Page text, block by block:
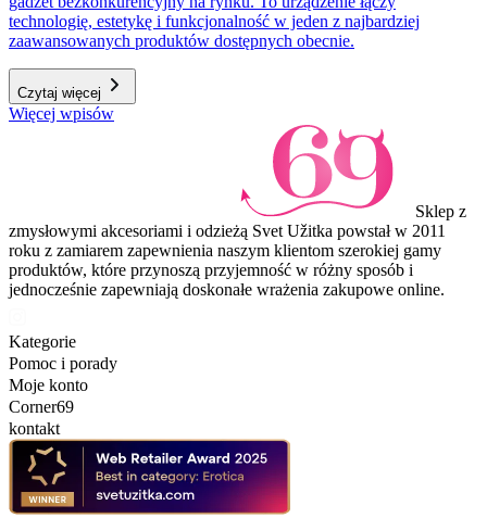
technologię, estetykę i funkcjonalność w jeden z najbardziej
zaawansowanych produktów dostępnych obecnie.
Czytaj więcej
Więcej wpisów
Sklep z
zmysłowymi akcesoriami i odzieżą Svet Užitka powstał w 2011
roku z zamiarem zapewnienia naszym klientom szerokiej gamy
produktów, które przynoszą przyjemność w różny sposób i
jednocześnie zapewniają doskonałe wrażenia zakupowe online.
Kategorie
Pomoc i porady
Moje konto
Corner69
kontakt